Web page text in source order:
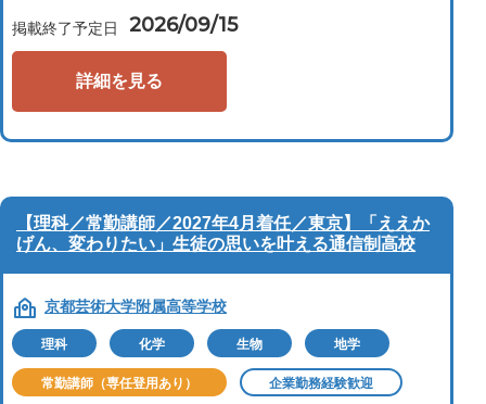
掲載終了予定日 2026/09/15
詳細を見る
【理科／常勤講師／2027年4月着任／東京】「ええか
げん、変わりたい」生徒の思いを叶える通信制高校
京都芸術大学附属高等学校
理科 化学 生物 地学
常勤講師（専任登用あり） 企業勤務経験歓迎